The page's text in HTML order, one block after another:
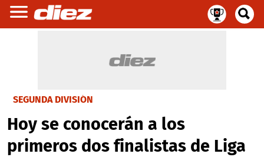
SEGUNDA DIVISIÓN
Hoy se conocerán a los
primeros dos finalistas de Liga